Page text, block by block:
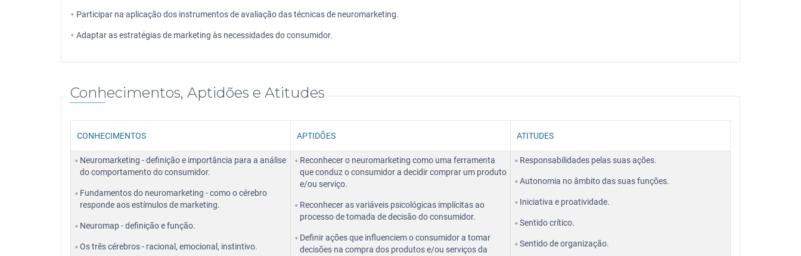
Participar na aplicação dos instrumentos de avaliação das técnicas de neuromarketing.
Adaptar as estratégias de marketing às necessidades do consumidor.
Conhecimentos, Aptidões e Atitudes
CONHECIMENTOS APTIDÕES ATITUDES
Neuromarketing - definição e importância para a análise
do comportamento do consumidor.
Fundamentos do neuromarketing - como o cérebro
responde aos estímulos de marketing.
Neuromap - definição e função.
Os três cérebros - racional, emocional, instintivo.
Reconhecer o neuromarketing como uma ferramenta
que conduz o consumidor a decidir comprar um produto
e/ou serviço.
Reconhecer as variáveis psicológicas implícitas ao
processo de tomada de decisão do consumidor.
Definir ações que influenciem o consumidor a tomar
decisões na compra dos produtos e/ou serviços da
Responsabilidades pelas suas ações.
Autonomia no âmbito das suas funções.
Iniciativa e proatividade.
Sentido crítico.
Sentido de organização.